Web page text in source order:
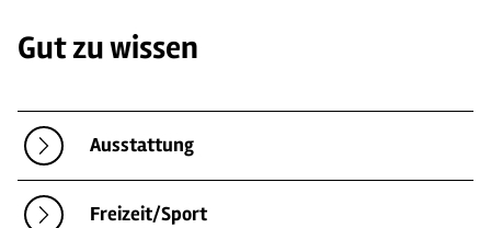
Gut zu wissen
Ausstattung
Freizeit/Sport